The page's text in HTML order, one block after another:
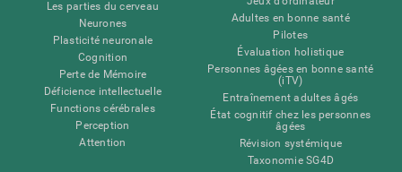
Les parties du cerveau
Neurones
Plasticité neuronale
Cognition
Perte de Mémoire
Déficience intellectuelle
Functions cérébrales
Perception
Attention
Adultes en bonne santé
Pilotes
Évaluation holistique
Personnes âgées en bonne santé
(iTV)
Entraînement adultes âgés
État cognitif chez les personnes
âgées
Révision systémique
Taxonomie SG4D